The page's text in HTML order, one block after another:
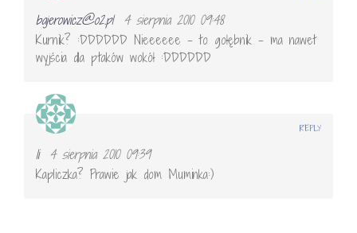
bajerowicz@o2.pl
4 sierpnia 2010 09:48
Kurnik? :DDDDDD Nieeeeee – to gołębnik – ma nawet
wyjścia dla ptaków wokół :DDDDDD
li
4 sierpnia 2010 09:39
Kapliczka? Prawie jak dom Muminka:)
REPLY